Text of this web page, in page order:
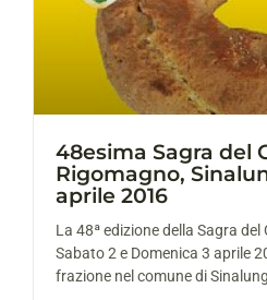
48esima Sagra del
Rigomagno,
aprile 2016
La 48ª edizione della Sagra
Sabato 2 e Domenica 3 aprile
frazione nel comune di